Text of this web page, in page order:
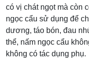
có vị chát ngọt mà còn
ngọc cẩu sử dụng để
dương, táo bón, đau
thể, nấm ngọc cẩu
không có tác dụng phụ.